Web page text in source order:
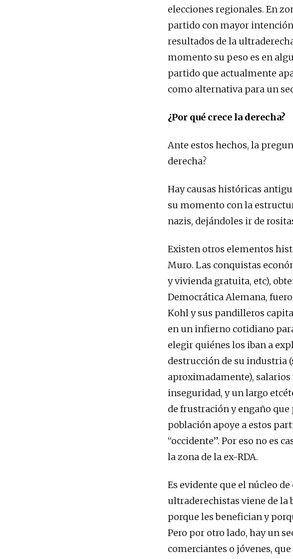
elecciones regionales. En
partido con mayor
resultados de la
momento su peso es en
partido que actualmente
como alternativa para un
¿Por qué crece la derecha?
Ante estos hechos, la
derecha?
Hay causas históricas
su momento con la
nazis, dejándoles ir de
Existen otros elementos
Muro. Las conquistas
y vivienda gratuita, etc),
Democrática Alemana,
Kohl y sus pandilleros
en un infierno cotidiano
elegir quiénes los iban a
destrucción de su industria
aproximadamente), salarios
inseguridad, y un largo
de frustración y engaño que
población apoye a estos
“occidente”. Por eso no es
la zona de la ex-RDA.
Es evidente que el núcleo
ultraderechistas viene de la
porque les benefician y
Pero por otro lado, hay un
comerciantes o jóvenes,